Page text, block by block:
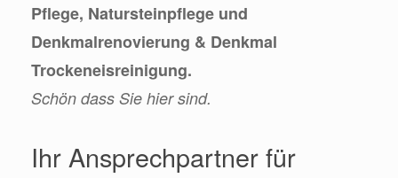
Pflege, Natursteinpflege und
Denkmalrenovierung & Denkmal
Trockeneisreinigung.
Schön dass Sie hier sind.
Ihr Ansprechpartner für